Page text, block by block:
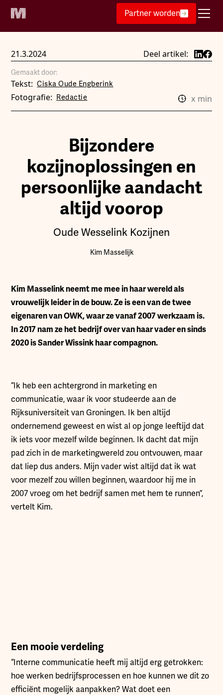
Partner worden
21.3.2024 Deel artikel:
Gemaakt door:
Tekst: Ciska Oude Engberink
Fotografie: Redactie x min
Bijzondere
kozijnoplossingen en
persoonlijke aandacht
altijd voorop
Oude Wesselink Kozijnen
Kim Masselijk
Kim Masselink neemt me mee in haar wereld als
vrouwelijk leider in de bouw. Ze is een van de twee
eigenaren van OWK, waar ze vanaf 2007 werkzaam is.
In 2017 nam ze het bedrijf over van haar vader en sinds
2020 is Sander Wissink haar compagnon.
“Ik heb een achtergrond in marketing en
communicatie, waar ik voor studeerde aan de
Rijksuniversiteit van Groningen. Ik ben altijd
ondernemend geweest en wist al op jonge leeftijd dat
ik iets voor mezelf wilde beginnen. Ik dacht dat mijn
pad zich in de marketingwereld zou ontvouwen, maar
dat liep dus anders. Mijn vader wist altijd dat ik wat
voor mezelf zou willen beginnen, waardoor hij me in
2007 vroeg om het bedrijf samen met hem te runnen”,
vertelt Kim.
Een mooie verdeling
“Interne communicatie heeft mij altijd erg getrokken:
hoe werken bedrijfsprocessen en hoe kunnen we dit zo
efficiënt mogelijk aanpakken? Wat doet een